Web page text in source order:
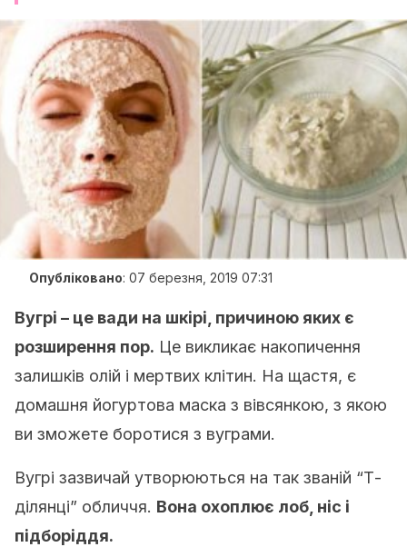
Опубліковано: 07 березня, 2019 07:31
Вугрі – це вади на шкірі, причиною яких є
розширення пор. Це викликає накопичення
залишків олій і мертвих клітин. На щастя, є
домашня йогуртова маска з вівсянкою, з якою
ви зможете боротися з вуграми.
Вугрі зазвичай утворюються на так званій “Т-
ділянці” обличчя. Вона охоплює лоб, ніс і
підборіддя.